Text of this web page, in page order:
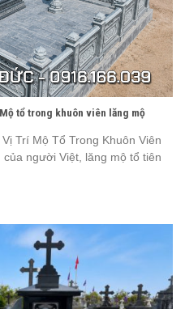
tổ trong khuôn viên lăng mộ
Trí Mộ Tổ Trong Khuôn Viên
người Việt, lăng mộ tổ tiên